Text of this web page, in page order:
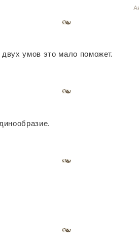
умов это мало поможет.